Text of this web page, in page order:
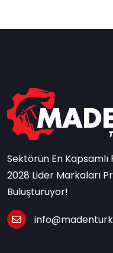
Sektörün En Kapsamlı
2028 Lider Markaları
Buluşturuyor!